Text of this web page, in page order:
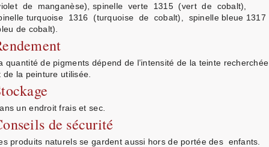
de manganèse), spinelle verte 1315 (vert de cobalt),
turquoise 1316 (turquoise de cobalt), spinelle bleue 1317
de cobalt).
quantité de pigments dépend de l’intensité de la teinte recherchée
de la peinture utilisée.
un endroit frais et sec.
de sécurité
produits naturels se gardent aussi hors de portée des enfants.